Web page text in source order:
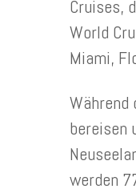
Cruises,
World
Miami,
Während
bereisen
werden